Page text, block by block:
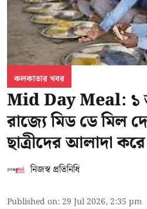
কলকাতার খবর
Mid Day Meal: ১
রাজ্যে মিড ডে মিল
ছাত্রীদের আলাদা
নিজস্ব প্রতিনিধি
Published on: 29 Jul 2026, 2:35 pm